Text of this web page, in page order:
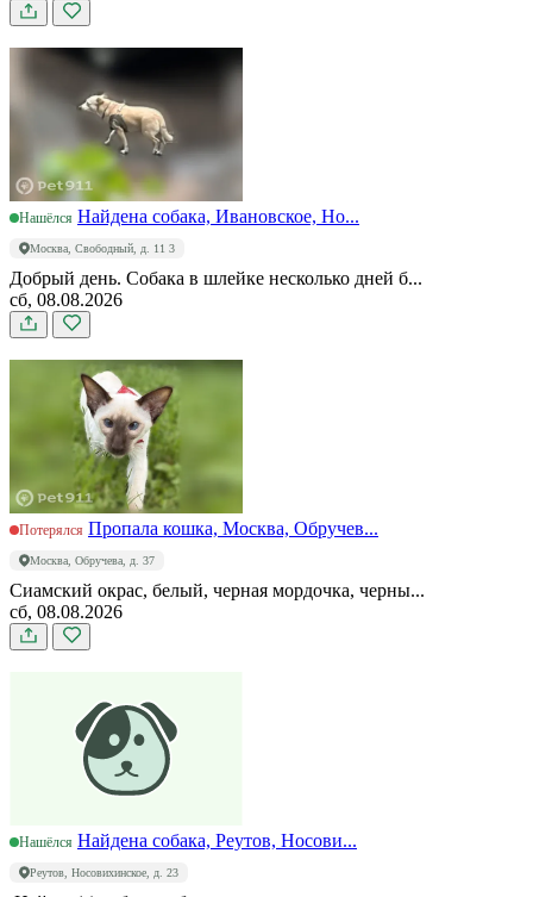
Нашёлся Найдена собака, Ивановское, Но...
Москва, Свободный, д. 11 3
Добрый день. Собака в шлейке несколько дней б...
сб, 08.08.2026
Потерялся Пропала кошка, Москва, Обручев...
Москва, Обручева, д. 37
Сиамский окрас, белый, черная мордочка, черны...
сб, 08.08.2026
Нашёлся Найдена собака, Реутов, Носови...
Реутов, Носовихинское, д. 23